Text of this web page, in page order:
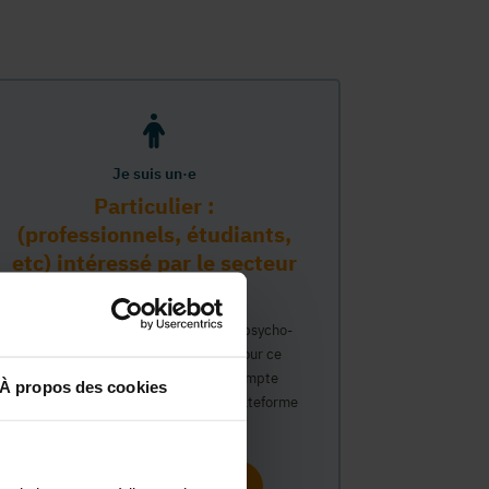
À propos des cookies
Je suis un·e
Particulier :
(professionnels, étudiants,
etc) intéressé par le secteur
PMS
Vous travaillez déjà dans le secteur psycho-
médico-social ou avez un intérêt pour ce
secteur et souhaitez obtenir un compte
personnel pour interagir sur notre plateforme